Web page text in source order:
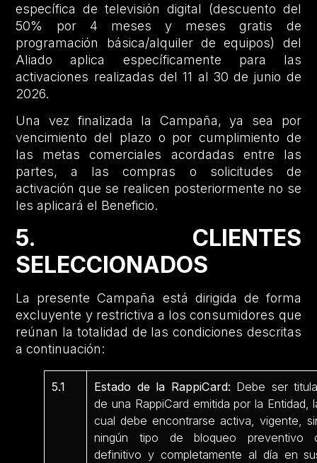
específica de televisión digital (descuento del
50% por 4 meses y meses gratis de
programación básica/alquiler de equipos) del
Aliado aplica específicamente para las
activaciones realizadas del 11 al 30 de junio de
2026.
Una vez finalizada la Campaña, ya sea por
vencimiento del plazo o por cumplimiento de
las metas comerciales acordadas entre las
partes, a las compras o solicitudes de
activación que se realicen posteriormente no se
les aplicará el Beneficio.
5. CLIENTES
SELECCIONADOS
La presente Campaña está dirigida de forma
excluyente y restrictiva a los consumidores que
reúnan la totalidad de las condiciones descritas
a continuación:
5.1 Estado de la RappiCard: Debe ser
de una RappiCard emitida por la Entidad,
cual debe encontrarse activa, vigente,
ningún tipo de bloqueo preventivo
definitivo y completamente al día en